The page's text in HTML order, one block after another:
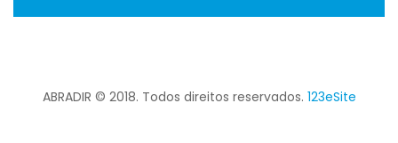
ABRADIR © 2018. Todos direitos reservados. 123eSite